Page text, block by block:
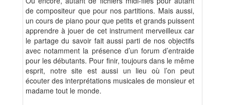
de compositeur que pour nos partitions. Mais aussi,
un cours de piano pour que petits et grands puissent
apprendre à jouer de cet instrument merveilleux car
le partage du savoir fait aussi parti de nos objectifs
avec notamment la présence d’un forum d’entraide
pour les débutants. Pour finir, toujours dans le même
esprit, notre site est aussi un lieu où l’on peut
écouter des interprétations musicales de monsieur et
madame tout le monde.